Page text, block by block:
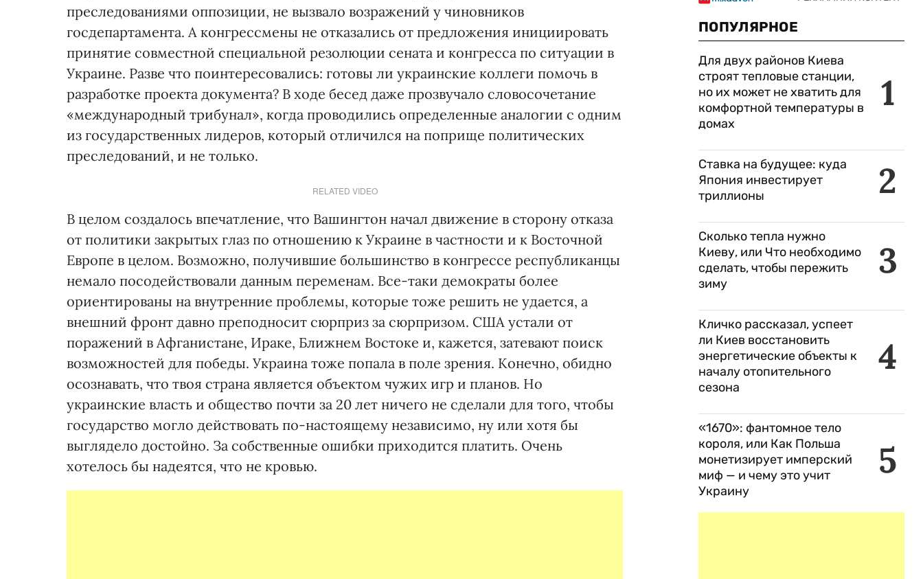
преследованиями оппозиции, не вызвало возражений у чиновников
госдепартамента. А конгрессмены не отказались от предложения инициировать
принятие совместной специальной резолюции сената и конгресса по ситуации в
Украине. Разве что поинтересовались: готовы ли украинские коллеги помочь в
разработке проекта документа? В ходе бесед даже прозвучало словосочетание
«международный трибунал», когда проводились определенные аналогии с одним
из государственных лидеров, который отличился на поприще политических
преследований, и не только.
RELATED VIDEO
В целом создалось впечатление, что Вашингтон начал движение в сторону отказа
от политики закрытых глаз по отношению к Украине в частности и к Восточной
Европе в целом. Возможно, получившие большинство в конгрессе республиканцы
немало посодействовали данным переменам. Все-таки демократы более
ориентированы на внутренние проблемы, которые тоже решить не удается, а
внешний фронт давно преподносит сюрприз за сюрпризом. США устали от
поражений в Афганистане, Ираке, Ближнем Востоке и, кажется, затевают поиск
возможностей для победы. Украина тоже попала в поле зрения. Конечно, обидно
осознавать, что твоя страна является объектом чужих игр и планов. Но
украинские власть и общество почти за 20 лет ничего не сделали для того, чтобы
государство могло действовать по-настоящему независимо, ну или хотя бы
выглядело достойно. За собственные ошибки приходится платить. Очень
хотелось бы надеятся, что не кровью.
ПОПУЛЯРНОЕ
1
Для двух районов Киева
строят тепловые станции,
но их может не хватить для
комфортной температуры в
домах
2
Ставка на будущее: куда
Япония инвестирует
триллионы
3
Сколько тепла нужно
Киеву, или Что необходимо
сделать, чтобы пережить
зиму
4
Кличко рассказал, успеет
ли Киев восстановить
энергетические объекты к
началу отопительного
сезона
5
«1670»: фантомное тело
короля, или Как Польша
монетизирует имперский
миф — и чему это учит
Украину